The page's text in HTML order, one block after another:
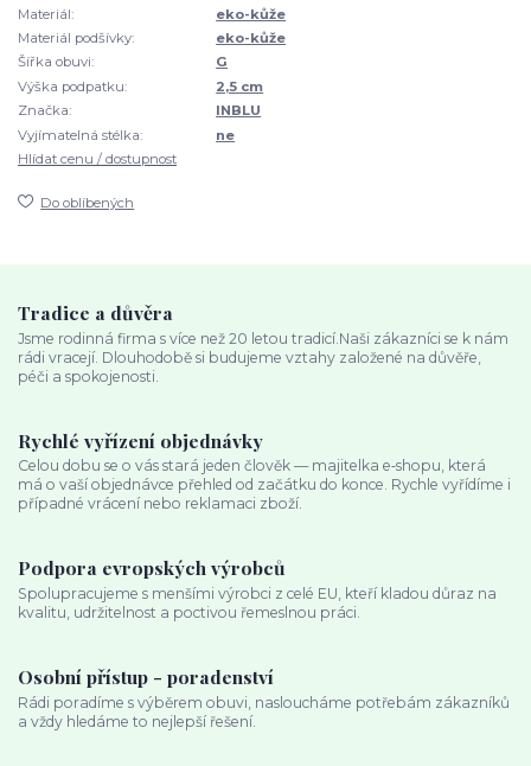
Materiál:
eko-kůže
Materiál podšívky:
eko-kůže
Šířka obuvi:
G
Výška podpatku:
2,5 cm
Značka:
INBLU
Vyjímatelná stélka:
ne
Hlídat cenu / dostupnost
Do oblíbených
Tradice a důvěra
Jsme rodinná firma s více než 20 letou tradicí.Naši zákazníci se k nám
rádi vracejí. Dlouhodobě si budujeme vztahy založené na důvěře,
péči a spokojenosti.
Rychlé vyřízení objednávky
Celou dobu se o vás stará jeden člověk — majitelka e‑shopu, která
má o vaší objednávce přehled od začátku do konce. Rychle vyřídíme i
případné vrácení nebo reklamaci zboží.
Podpora evropských výrobců
Spolupracujeme s menšími výrobci z celé EU, kteří kladou důraz na
kvalitu, udržitelnost a poctivou řemeslnou práci.
Osobní přístup - poradenství
Rádi poradíme s výběrem obuvi, nasloucháme potřebám zákazníků
a vždy hledáme to nejlepší řešení.